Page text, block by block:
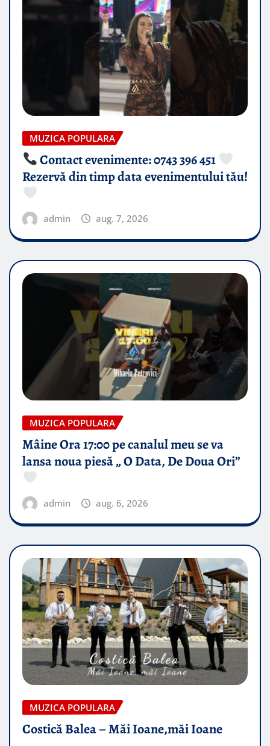
MUZICA POPULARA
Contact evenimente: 0743 396 451
Rezervă din timp data evenimentului tău!
admin aug. 7, 2026
MUZICA POPULARA
Mâine Ora 17:00 pe canalul meu se va
lansa noua piesă „ O Data, De Doua Ori”
admin aug. 6, 2026
MUZICA POPULARA
Costică Balea – Măi Ioane,măi Ioane